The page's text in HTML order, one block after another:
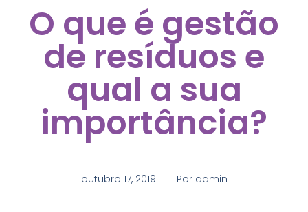
O que é gestão
de resíduos e
qual a sua
importância?
outubro 17, 2019 Poradmin